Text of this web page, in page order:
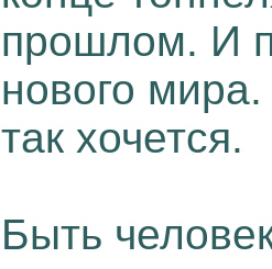
прошлом. И
нового
так хочется.
Быть